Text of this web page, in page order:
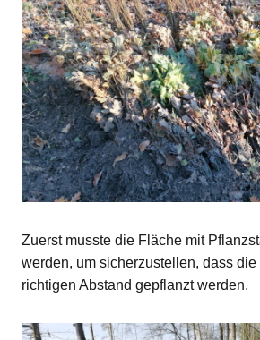
Zuerst musste die Fläche mit
werden, um sicherzustellen, dass die
richtigen Abstand gepflanzt werden.